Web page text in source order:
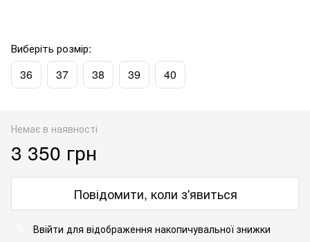
Виберіть розмір:
36 37 38 39 40
Немає в наявності
3 350 грн
Повідомити, коли з'явиться
Ввійти для відображення накопичувальної знижки